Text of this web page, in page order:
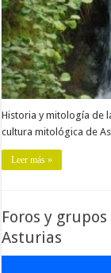
Historia y mitología de
cultura mitológica de
Leer más »
Foros y
Asturias